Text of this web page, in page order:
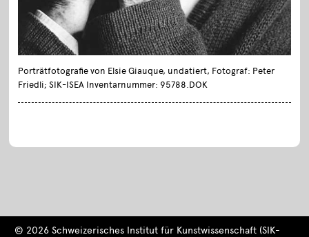
Porträtfotografie von Elsie Giauque, undatiert, Fotograf: Peter
Friedli; SIK-ISEA Inventarnummer: 95788.DOK
© 2026 Schweizerisches Institut für Kunstwissenschaft (SIK-